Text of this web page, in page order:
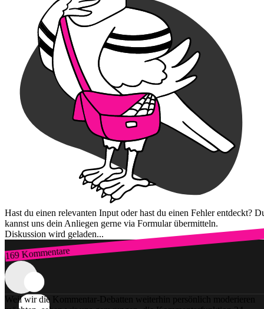
Hast du einen relevanten Input oder hast du einen Fehler entdeckt?
kannst uns dein Anliegen gerne via Formular übermitteln.
Diskussion wird geladen...
169 Kommentare
Zum Login
Weil wir die Kommentar-Debatten weiterhin persönlich moderieren